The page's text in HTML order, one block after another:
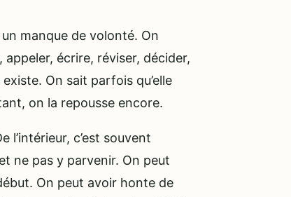
manque de volonté. On
écrire, réviser, décider,
On sait parfois qu’elle
on la repousse encore.
l’intérieur, c’est souvent
ne pas y parvenir. On peut
On peut avoir honte de